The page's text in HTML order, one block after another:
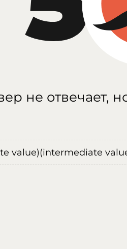
не отвечает,
value)(intermediate